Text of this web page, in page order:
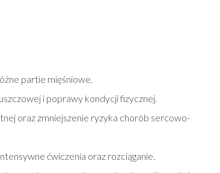
partie mięśniowe.
i poprawy kondycji fizycznej.
oraz zmniejszenie ryzyka chorób sercowo-
ćwiczenia oraz rozciąganie.